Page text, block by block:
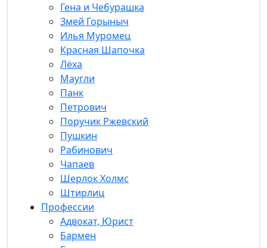
Гена и Чебурашка
Змей Горыныч
Илья Муромец
Красная Шапочка
Лёха
Маугли
Панк
Петрович
Поручик Ржевский
Пушкин
Рабинович
Чапаев
Шерлок Холмс
Штирлиц
Профессии
Адвокат, Юрист
Бармен